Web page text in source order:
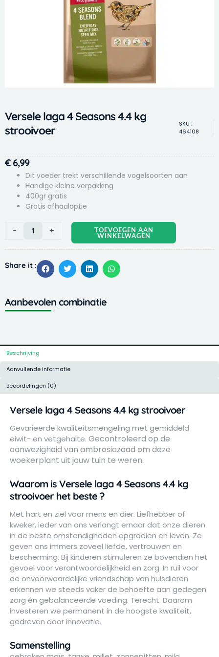
Versele laga 4 Seasons 4.4 kg
strooivoer
SKU :
464108
€6,99
Dit voeder trekt verschillende vogelsoorten aan
Handige kleine verpakking
400gr gratis
Gratis afhaaloptie
-
4
4.4
aantal
+ TOEVOEGEN AAN
WINKELWAGEN
Share it :
Aanbevolen combinatie
Beschrijving
Aanvullende informatie
Beoordelingen (0)
Versele laga 4 Seasons 4.4 kg strooivoer
Gevarieerde kwaliteitsmengeling met gemiddeld
eiwit- en vetgehalte. Gecontroleerd op de
aanwezigheid van ambrosiazaad om deze
woekerplant uit jouw tuin te weren.
Waarom is Versele laga 4 Seasons 4.4 kg
strooivoer het beste ?
Met hart en ziel voor mens en dier. Liefhebber of
kweker, ieder van ons verlangt ernaar dat onze dieren
in de beste omstandigheden opgroeien en leven. Ze
geven ons immers zoveel liefde, vertrouwen en
bescherming. Bij kinderen stimuleren ze bovendien het
gevoel voor verantwoordelijkheid en zorg. In ruil voor
de onvoorwaardelijke vriendschap van huisdieren
erkennen we steeds vaker de behoefte aan gedegen
zorg én gebalanceerde voeding. Terecht. Daarom
investeren we permanent in de hoogste kwaliteit,
gedreven door innovatie.
Samenstelling